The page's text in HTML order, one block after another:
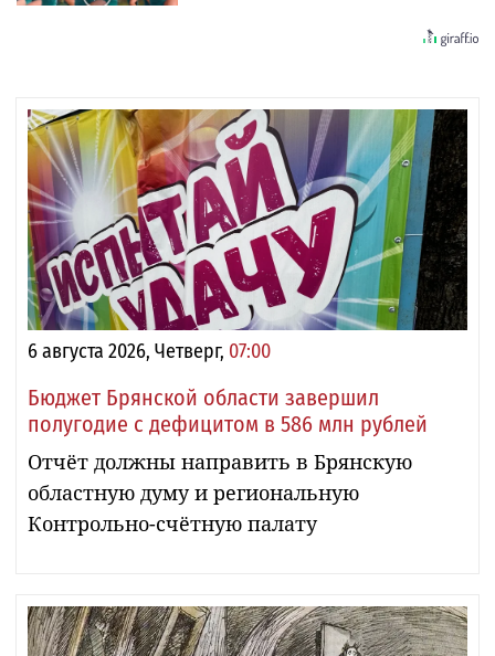
6 августа 2026, Четверг, 07:00
Бюджет Брянской области завершил
полугодие с дефицитом в 586 млн рублей
Отчёт должны направить в Брянскую
областную думу и региональную
Контрольно-счётную палату